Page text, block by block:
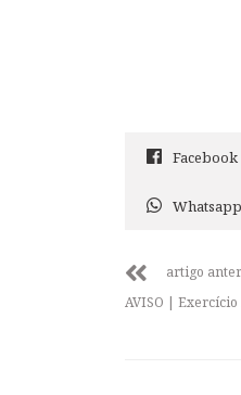
Facebook
Whatsapp
artigo
AVISO |